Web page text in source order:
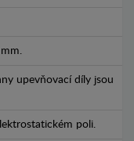
upevňovací díly jsou
poli.